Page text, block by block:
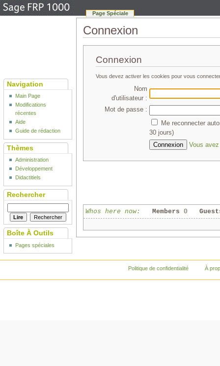
Connexion
Connexion
Vous devez activer les cookies pour vous
Nom
d'utilisateur :
Mot de passe :
Me reconnecter
30 jours)
Vous
Whos here now: Members 0
Page Spéciale
Navigation
Main Page
Modifications
récentes
Aide
Guide de rédaction
Thèmes
Administration
Développement
Didactitiels
Rechercher
Boîte À Outils
Pages spéciales
Politique de confidentialité À